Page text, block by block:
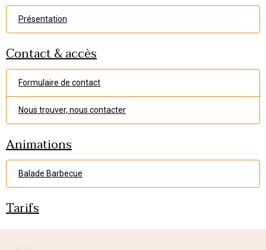
Présentation
Contact & accès
Formulaire de contact
Nous trouver, nous contacter
Animations
Balade Barbecue
Tarifs